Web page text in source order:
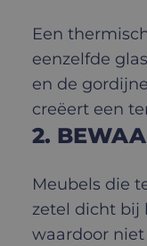
Een
eenzelfde
en de
creëert een
2.
Meubels die
zetel dicht bij
waardoor